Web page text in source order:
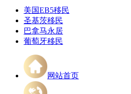
美国EB5移民
圣基茨移民
巴拿马永居
葡萄牙移民
网站首页